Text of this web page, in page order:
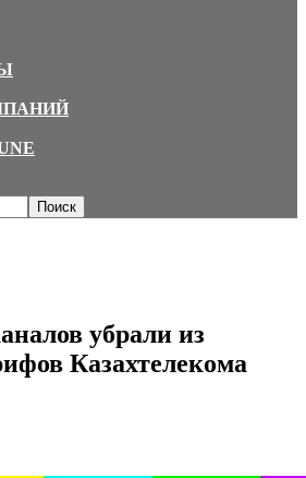
убрали из
Казахтелекома